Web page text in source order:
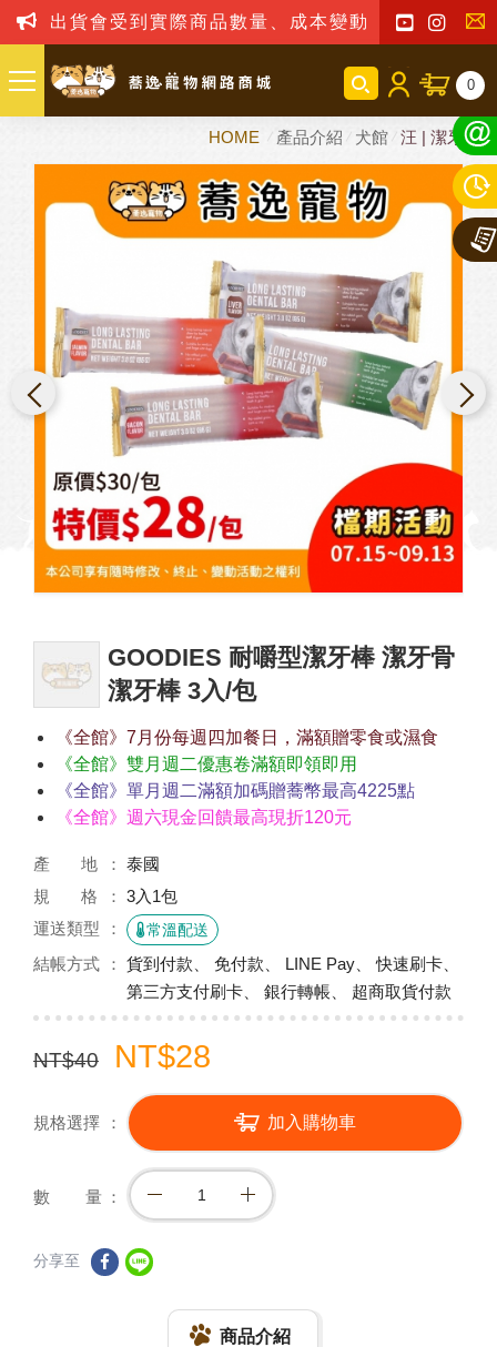
出貨會受到實際商品數量、成本變動之影響，我
聯
我
們
0
HOME 產品介紹 犬館 汪 | 潔牙骨
GOODIES 耐嚼型潔牙棒 潔牙骨
潔牙棒 3入/包
《全館》7月份每週四加餐日，滿額贈零食或濕食
《全館》雙月週二優惠卷滿額即領即用
《全館》單月週二滿額加碼贈蕎幣最高4225點
《全館》週六現金回饋最高現折120元
產 地
泰國
規 格
3入1包
運送類型
常溫配送
結帳方式
貨到付款、 免付款、 LINE Pay、 快速刷卡、
第三方支付刷卡、 銀行轉帳、 超商取貨付款
NT$40 NT$28
規格選擇 加入購物車
數 量
分享至
商品介紹